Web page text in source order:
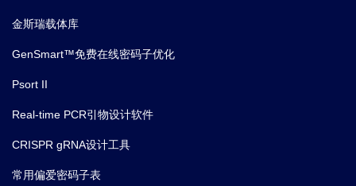
金斯瑞载体库
GenSmart™免费在线密码子优化
Psort II
Real-time PCR引物设计软件
CRISPR gRNA设计工具
常用偏爱密码子表